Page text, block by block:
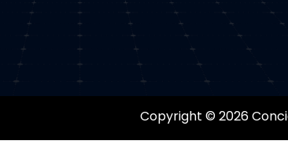
Copyright © 2026